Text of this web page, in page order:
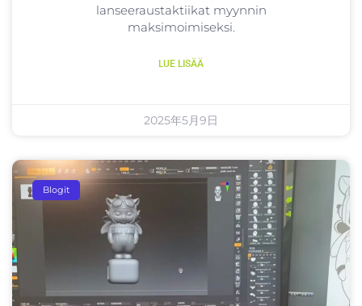
lanseeraustaktiikat myynnin
maksimoimiseksi.
LUE LISÄÄ
2025年5月9日
Blogit